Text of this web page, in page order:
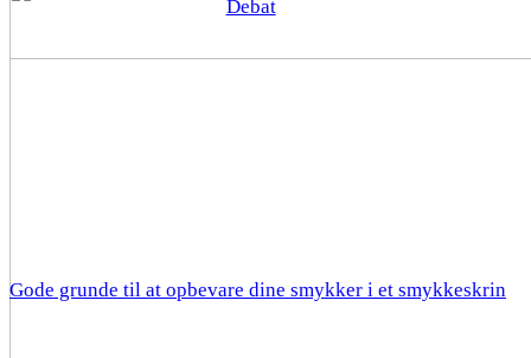
Gode grunde til at opbevare dine smykker i et smykkeskrin
Debat